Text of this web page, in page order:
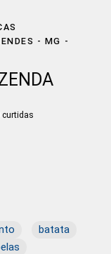
- MG
curtidas
batata